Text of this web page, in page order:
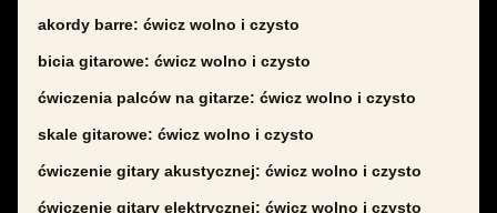
akordy barre: ćwicz wolno i czysto
bicia gitarowe: ćwicz wolno i czysto
ćwiczenia palców na gitarze: ćwicz wolno i czysto
skale gitarowe: ćwicz wolno i czysto
ćwiczenie gitary akustycznej: ćwicz wolno i czysto
ćwiczenie gitary elektrycznej: ćwicz wolno i czysto